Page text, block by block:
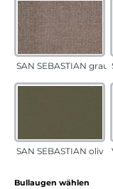
SAN SEBASTIAN
SAN SEBASTIAN oliv
Bullaugen wählen